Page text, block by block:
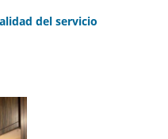
del servicio